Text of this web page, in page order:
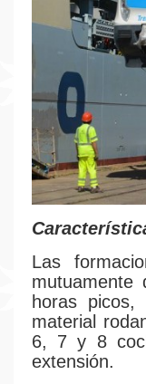
Las
mutuamente
horas
material
6, 7 y 8
extensión.